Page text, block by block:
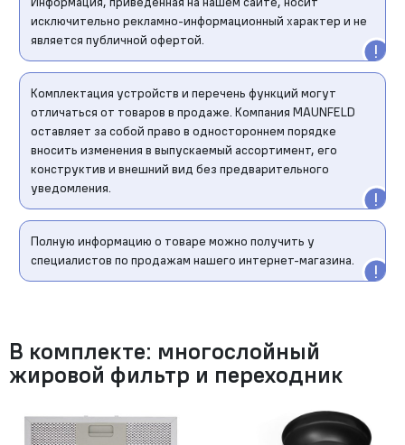
исключительно рекламно-информационный характер и не
является публичной офертой.
Комплектация устройств и перечень функций могут
отличаться от товаров в продаже. Компания MAUNFELD
оставляет за собой право в одностороннем порядке
вносить изменения в выпускаемый ассортимент, его
конструктив и внешний вид без предварительного
уведомления.
Полную информацию о товаре можно получить у
специалистов по продажам нашего интернет-магазина.
В комплекте: многослойный
жировой фильтр и переходник